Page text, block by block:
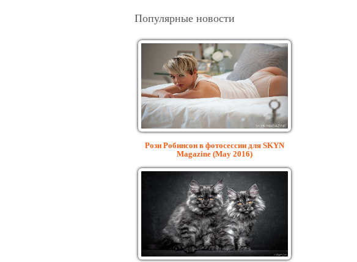
Популярные новости
Рози Робинсон в фотосессии для SKYN
Magazine (May 2016)